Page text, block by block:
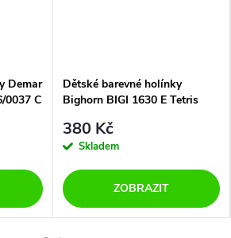
Demar
0037 C
Dětské barevné holínky
Bighorn BIGI 1630 E Tetris
380 Kč
Skladem
ZOBRAZIT